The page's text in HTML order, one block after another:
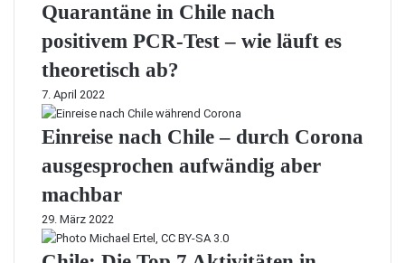
Quarantäne in Chile nach
positivem PCR-Test – wie läuft es
theoretisch ab?
7. April 2022
Einreise nach Chile – durch Corona
ausgesprochen aufwändig aber
machbar
29. März 2022